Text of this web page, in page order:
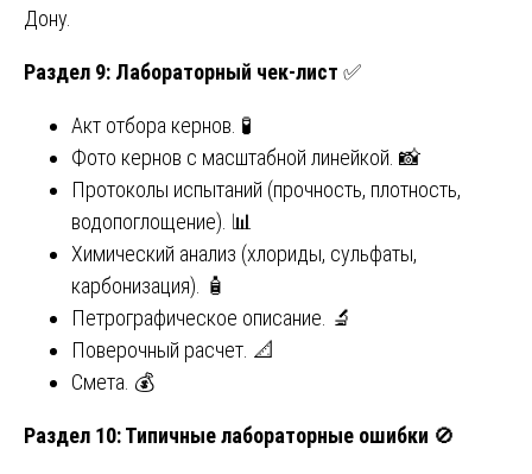
Дону.
Раздел 9: Лабораторный чек-лист ✅
Акт отбора кернов. 🧪
Фото кернов с масштабной линейкой. 📸
Протоколы испытаний (прочность, плотность,
водопоглощение). 📊
Химический анализ (хлориды, сульфаты,
карбонизация). 🧴
Петрографическое описание. 🔬
Поверочный расчет. 📐
Смета. 💰
Раздел 10: Типичные лабораторные ошибки 🚫